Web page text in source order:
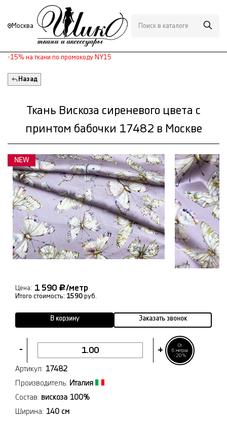
Москва
-15% на ткани по промокоду NY15
Назад
Ткань Вискоза сиреневого цвета с
принтом бабочки 17482 в Москве
NEW
- +
От
6 метров
-20%
Цена: 1 590 Р/метр
Итого стоимость: 1590 руб.
В корзину Заказать звонок
Артикул: 17482
Производитель: Италия
Состав: вискоза 100%
Ширина: 140 см